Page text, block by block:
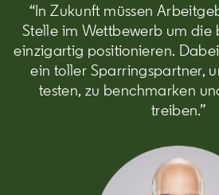
“In Zukunft müssen
Stelle im Wettbewerb um die
einzigartig positionieren.
ein toller Sparringspartner,
testen, zu benchmarken
treiben.”